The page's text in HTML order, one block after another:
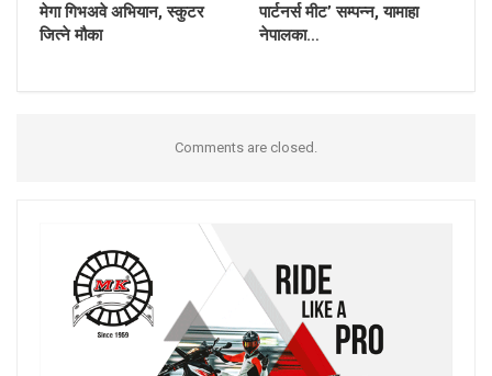
मेगा गिभअवे अभियान, स्कुटर
जित्ने मौका
पार्टनर्स मीट’ सम्पन्न, यामाहा
नेपालका…
Comments are closed.